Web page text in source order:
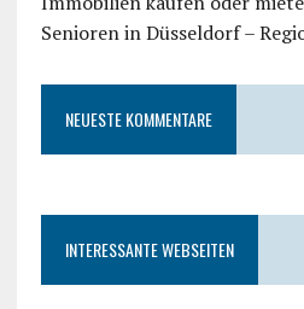
Senioren in Düsseldorf –
NEUESTE KOMMENTARE
INTERESSANTE WEBSEITEN